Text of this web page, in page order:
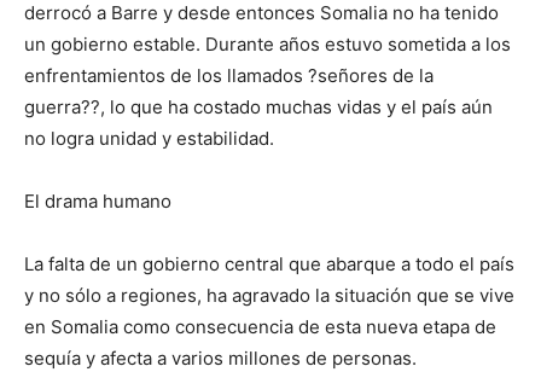
derrocó a Barre y desde entonces Somalia no ha tenido
un gobierno estable. Durante años estuvo sometida a los
enfrentamientos de los llamados ?señores de la
guerra??, lo que ha costado muchas vidas y el país aún
no logra unidad y estabilidad.
El drama humano
La falta de un gobierno central que abarque a todo el país
y no sólo a regiones, ha agravado la situación que se vive
en Somalia como consecuencia de esta nueva etapa de
sequía y afecta a varios millones de personas.